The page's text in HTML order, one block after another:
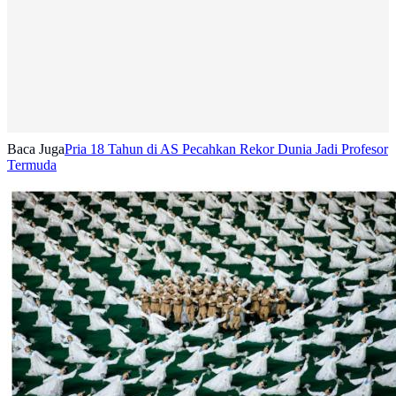
Baca JugaPria 18 Tahun di AS Pecahkan Rekor Dunia Jadi Profesor
Termuda